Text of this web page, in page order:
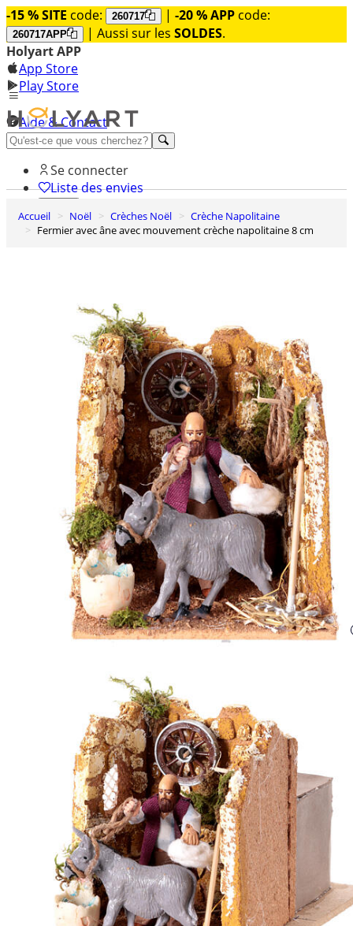
-15 % SITE code: 260717 | -20 % APP code:
260717APP | Aussi sur les SOLDES.
Holyart APP
App Store
Play Store
Aide & Contact
Découvrez Premium
Se connecter
Liste des envies
0
Panier
Accueil Noël Crèches Noël
Crèche Napolitaine
Fermier avec âne avec mouvement crèche napolitaine 8 cm